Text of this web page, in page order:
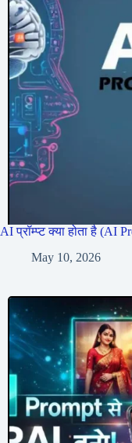
AI प्रॉम्प्ट क्या होता है (AI
May 10, 2026